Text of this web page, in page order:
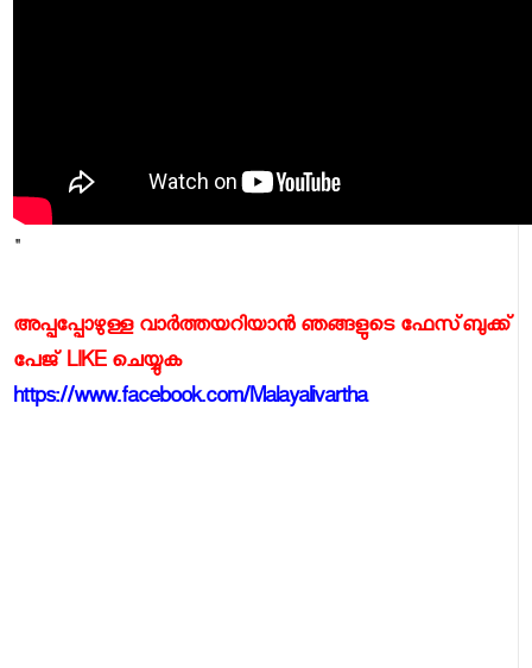
"
അപ്പപ്പോഴുള്ള വാര്‍ത്തയറിയാന്‍ ഞങ്ങളുടെ ഫേസ്‌ബുക്ക്‌
പേജ് LIKE ചെയ്യുക
https://www.facebook.com/Malayalivartha